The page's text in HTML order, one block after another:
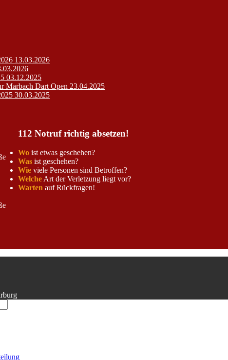
13.03.2026
03.12.2025
Marbach Dart Open 23.04.2025
30.03.2025
112 Notruf richtig absetzen!
Wo ist etwas geschehen?
Was ist geschehen?
Wie viele Personen sind Betroffen?
Welche Art der Verletzung liegt vor?
Warten auf Rückfragen!